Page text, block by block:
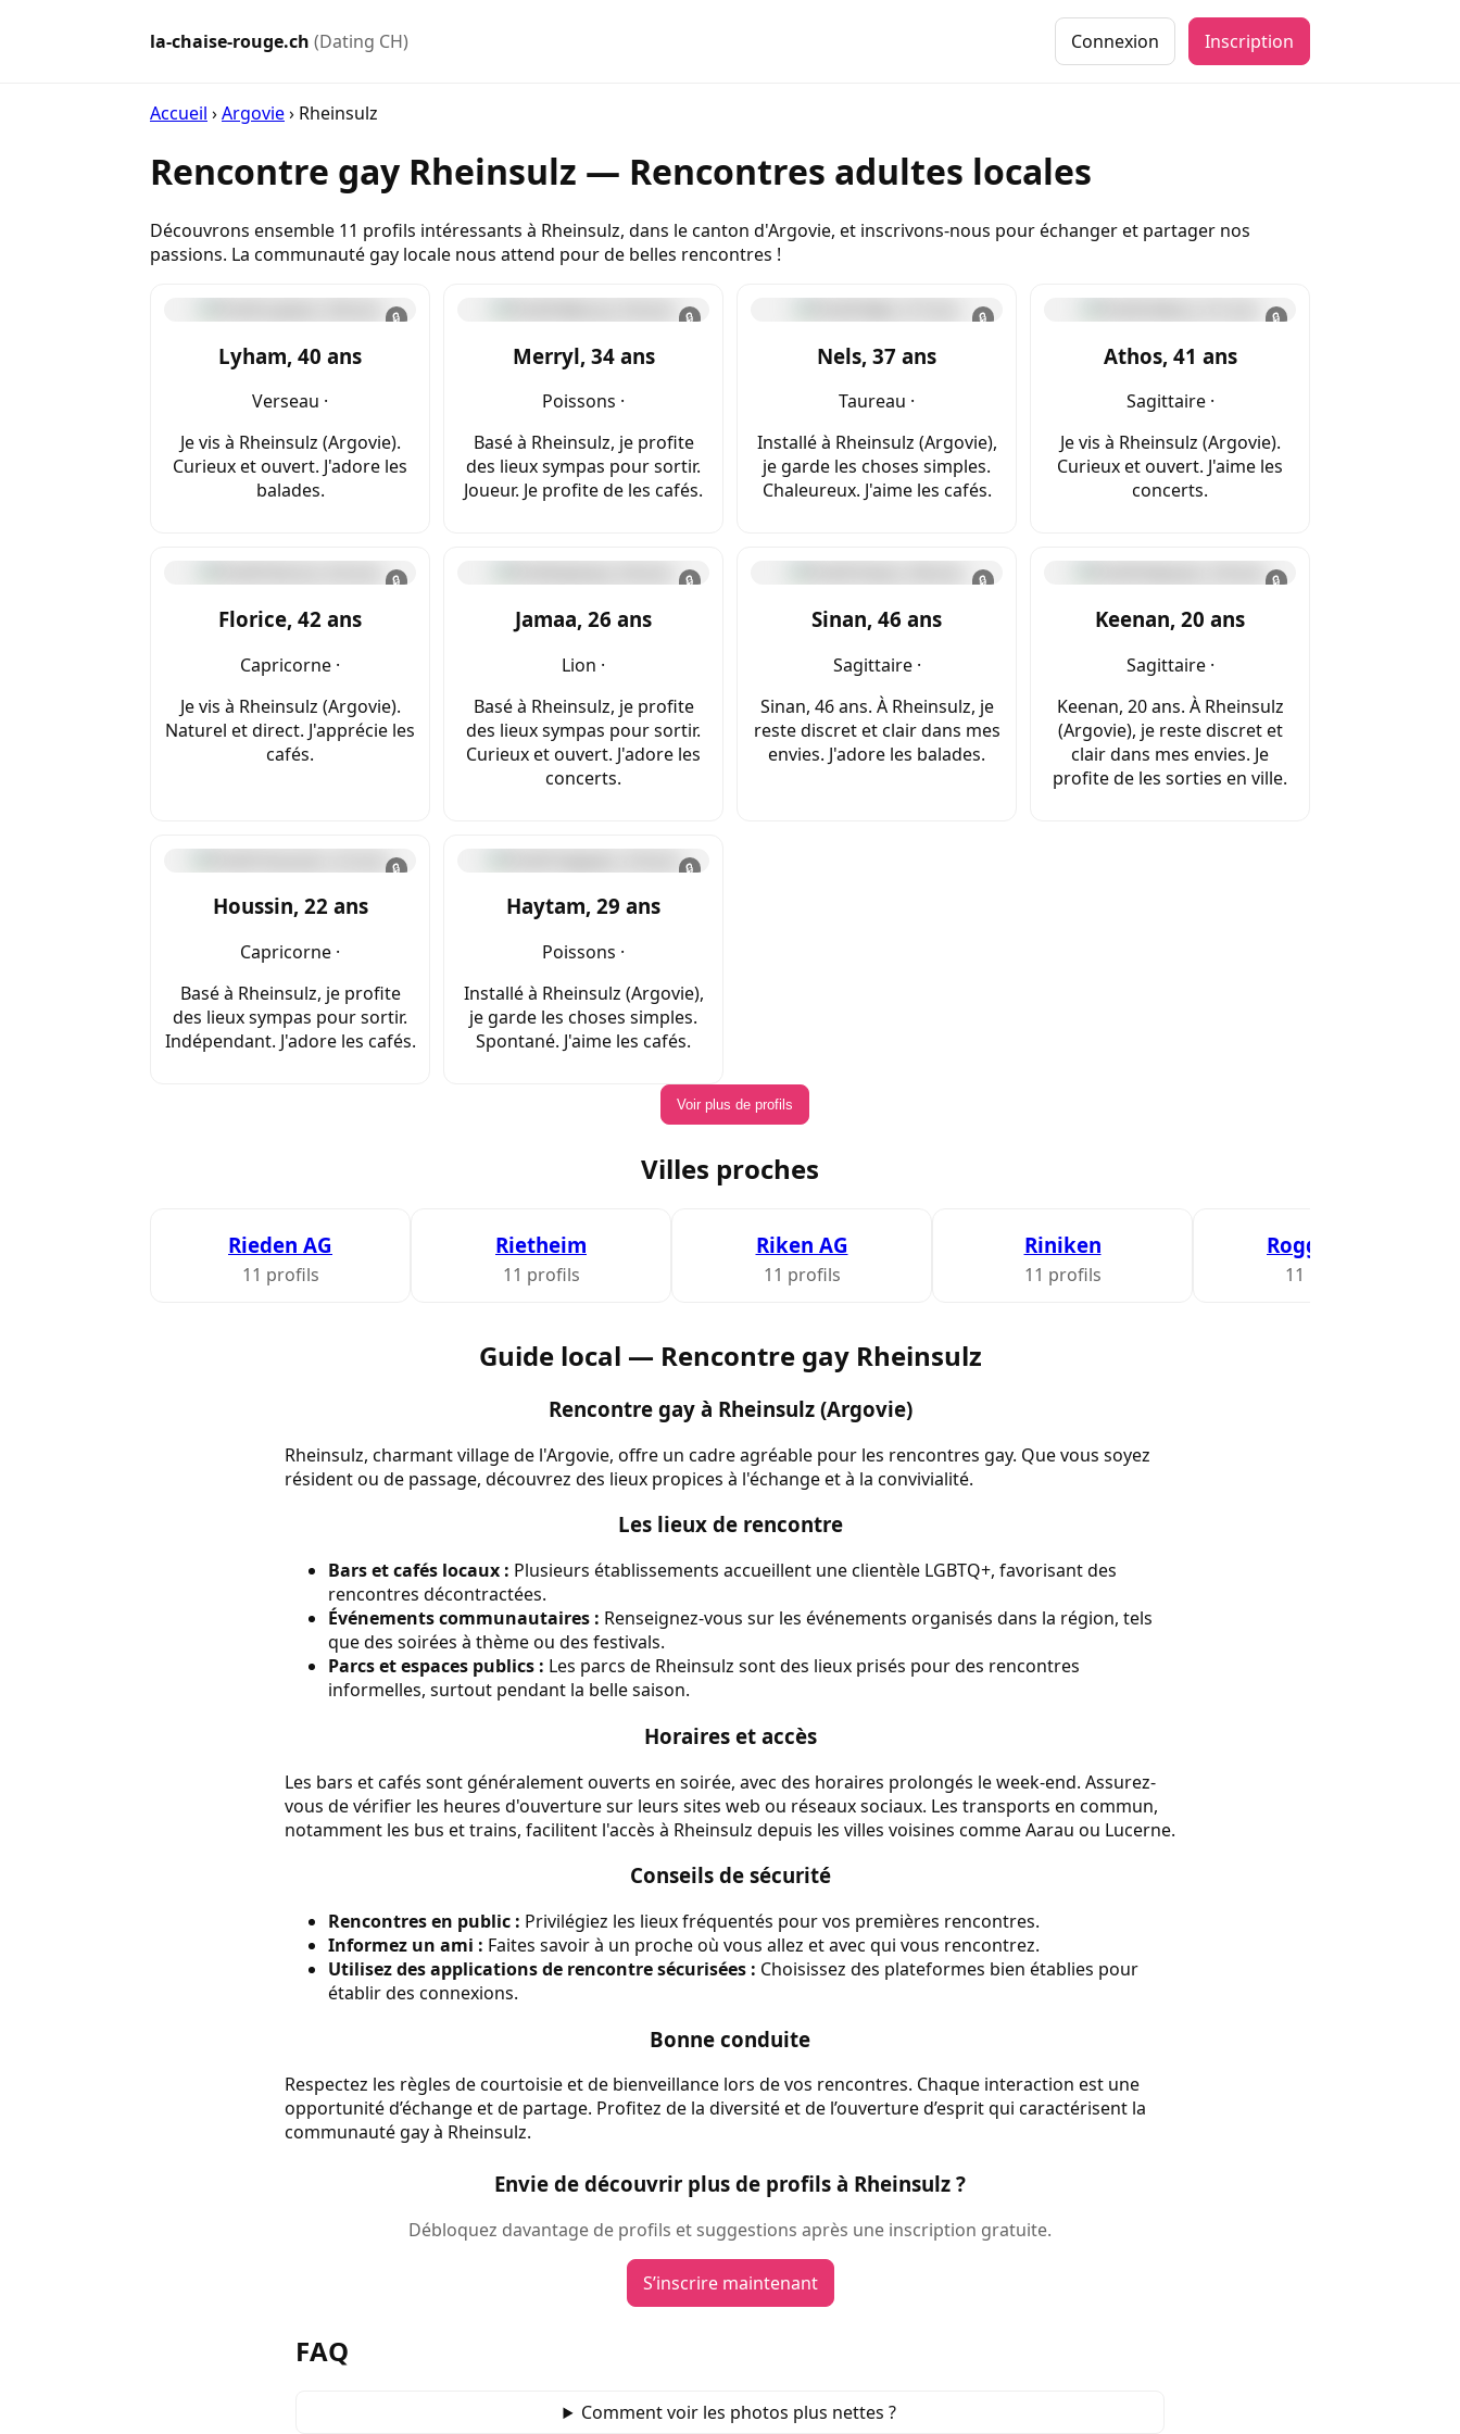
la-chaise-rouge.ch (Dating CH) Connexion Inscription
Accueil ›Argovie› Rheinsulz
Rencontre gay Rheinsulz — Rencontres adultes locales
Découvrons ensemble 11 profils intéressants à Rheinsulz, dans le canton d'Argovie, et inscrivons-nous pour échanger et partager nos
passions. La communauté gay locale nous attend pour de belles rencontres !
🔒
Lyham, 40 ans
Verseau ·
Je vis à Rheinsulz (Argovie).
Curieux et ouvert. J'adore les
balades.
🔒
Merryl, 34 ans
Poissons ·
Basé à Rheinsulz, je profite
des lieux sympas pour sortir.
Joueur. Je profite de les cafés.
🔒
Nels, 37 ans
Taureau ·
Installé à Rheinsulz (Argovie),
je garde les choses simples.
Chaleureux. J'aime les cafés.
🔒
Athos, 41 ans
Sagittaire ·
Je vis à Rheinsulz (Argovie).
Curieux et ouvert. J'aime les
concerts.
🔒
Florice, 42 ans
Capricorne ·
Je vis à Rheinsulz (Argovie).
Naturel et direct. J'apprécie les
cafés.
🔒
Jamaa, 26 ans
Lion ·
Basé à Rheinsulz, je profite
des lieux sympas pour sortir.
Curieux et ouvert. J'adore les
concerts.
🔒
Sinan, 46 ans
Sagittaire ·
Sinan, 46 ans. À Rheinsulz, je
reste discret et clair dans mes
envies. J'adore les balades.
🔒
Keenan, 20 ans
Sagittaire ·
Keenan, 20 ans. À Rheinsulz
(Argovie), je reste discret et
clair dans mes envies. Je
profite de les sorties en ville.
🔒
Houssin, 22 ans
Capricorne ·
Basé à Rheinsulz, je profite
des lieux sympas pour sortir.
Indépendant. J'adore les cafés.
🔒
Haytam, 29 ans
Poissons ·
Installé à Rheinsulz (Argovie),
je garde les choses simples.
Spontané. J'aime les cafés.
Voir plus de profils
Villes proches
Rieden AG
11 profils
Rietheim
11 profils
Riken AG
11 profils
Riniken
11 profils
Roggwil BE
11 profils
Guide local — Rencontre gay Rheinsulz
Rencontre gay à Rheinsulz (Argovie)
Rheinsulz, charmant village de l'Argovie, offre un cadre agréable pour les rencontres gay. Que vous soyez
résident ou de passage, découvrez des lieux propices à l'échange et à la convivialité.
Les lieux de rencontre
Bars et cafés locaux : Plusieurs établissements accueillent une clientèle LGBTQ+, favorisant des
rencontres décontractées.
Événements communautaires : Renseignez-vous sur les événements organisés dans la région, tels
que des soirées à thème ou des festivals.
Parcs et espaces publics : Les parcs de Rheinsulz sont des lieux prisés pour des rencontres
informelles, surtout pendant la belle saison.
Horaires et accès
Les bars et cafés sont généralement ouverts en soirée, avec des horaires prolongés le week-end. Assurez-
vous de vérifier les heures d'ouverture sur leurs sites web ou réseaux sociaux. Les transports en commun,
notamment les bus et trains, facilitent l'accès à Rheinsulz depuis les villes voisines comme Aarau ou Lucerne.
Conseils de sécurité
Rencontres en public : Privilégiez les lieux fréquentés pour vos premières rencontres.
Informez un ami : Faites savoir à un proche où vous allez et avec qui vous rencontrez.
Utilisez des applications de rencontre sécurisées : Choisissez des plateformes bien établies pour
établir des connexions.
Bonne conduite
Respectez les règles de courtoisie et de bienveillance lors de vos rencontres. Chaque interaction est une
opportunité d’échange et de partage. Profitez de la diversité et de l’ouverture d’esprit qui caractérisent la
communauté gay à Rheinsulz.
Envie de découvrir plus de profils à Rheinsulz ?
Débloquez davantage de profils et suggestions après une inscription gratuite.
S’inscrire maintenant
FAQ
Comment voir les photos plus nettes ?